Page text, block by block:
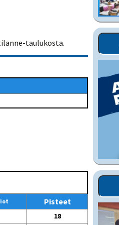
vanhoilta sivuilta
taulukosta.
Pisteet
18